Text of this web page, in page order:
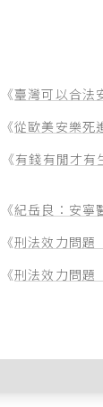
臺灣可以合法
從歐美安樂死
有錢有閒才有
紀岳良：安寧
刑法效力問題
刑法效力問題